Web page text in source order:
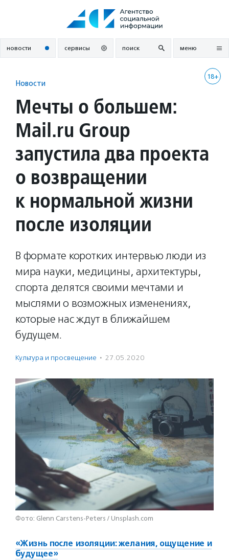
новости сервисы поиск меню
18+
Новости
Мечты о большем:
Mail.ru Group
запустила два проекта
о возвращении
к нормальной жизни
после изоляции
В формате коротких интервью люди из
мира науки, медицины, архитектуры,
спорта делятся своими мечтами и
мыслями о возможных изменениях,
которые нас ждут в ближайшем
будущем.
Культура и просвещение · 27.05.2020
Фото: Glenn Carstens-Peters / Unsplash.com
«Жизнь после изоляции: желания, ощущение и
будущее»